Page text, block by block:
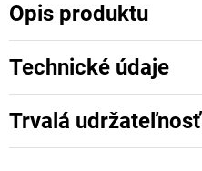
Opis produktu
Technické údaje
Trvalá udržateľnosť